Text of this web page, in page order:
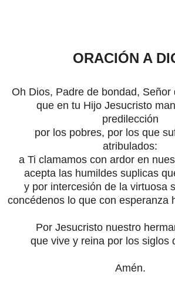
ORACIÓN A
Oh Dios, Padre de bondad, Señor
que en tu Hijo Jesucristo
predilección
por los pobres, por los que
atribulados:
a Ti clamamos con ardor en
acepta las humildes suplicas
y por intercesión de la virtuosa
concédenos lo que con esperanza
Por Jesucristo nuestro
que vive y reina por los siglos
Amén.